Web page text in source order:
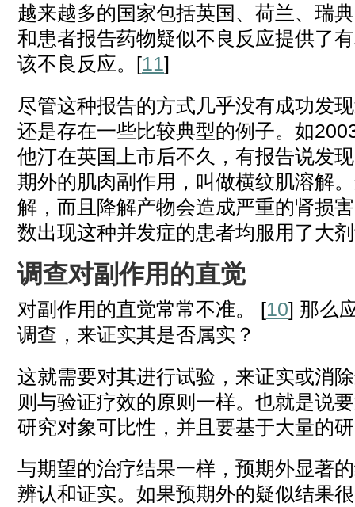
越来越多的国家包括英国、荷兰、瑞
和患者报告药物疑似不良反应提供了
该不良反应。[11]
尽管这种报告的方式几乎没有成功发
还是存在一些比较典型的例子。如
他汀在英国上市后不久，有报告说发
期外的肌肉副作用，叫做横纹肌溶解
解，而且降解产物会造成严重的肾损
数出现这种并发症的患者均服用了大
调查对副作用的直觉
对副作用的直觉常常不准。 [10] 那么
调查，来证实其是否属实？
这就需要对其进行试验，来证实或消
则与验证疗效的原则一样。也就是说
研究对象可比性，并且要基于大量的
与期望的治疗结果一样，预期外显著
辨认和证实。如果预期外的疑似结果